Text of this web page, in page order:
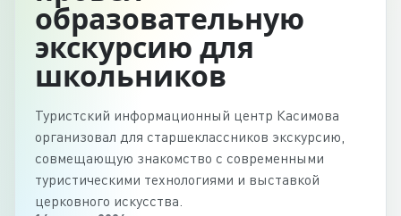
образовательную
экскурсию для
школьников
Туристский информационный центр Касимова
организовал для старшеклассников экскурсию,
совмещающую знакомство с современными
туристическими технологиями и выставкой
церковного искусства.